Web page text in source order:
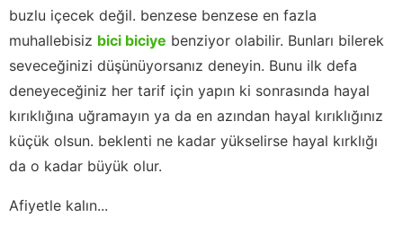
buzlu içecek değil. benzese benzese en fazla
muhallebisiz bici biciye benziyor olabilir. Bunları bilerek
seveceğinizi düşünüyorsanız deneyin. Bunu ilk defa
deneyeceğiniz her tarif için yapın ki sonrasında hayal
kırıklığına uğramayın ya da en azından hayal kırıklığınız
küçük olsun. beklenti ne kadar yükselirse hayal kırklığı
da o kadar büyük olur.
Afiyetle kalın...